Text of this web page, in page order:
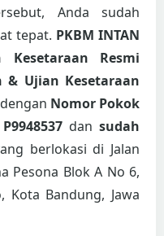
Anda sudah
tepat. PKBM INTAN
Kesetaraan Resmi
& Ujian Kesetaraan
Nomor Pokok
dan sudah
berlokasi di Jalan
Pesona Blok A No 6,
Kota Bandung, Jawa